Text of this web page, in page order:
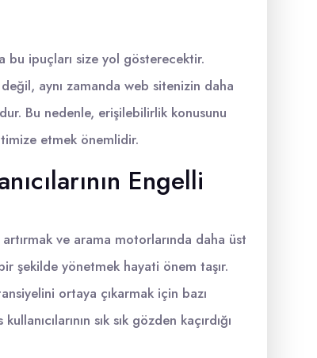
bu ipuçları size yol gösterecektir.
aynı zamanda web sitenizin daha
Bu nedenle, erişilebilirlik konusunu
etmek önemlidir.
Engelli
ve arama motorlarında daha üst
şekilde yönetmek hayati önem taşır.
ortaya çıkarmak için bazı
sık sık gözden kaçırdığı